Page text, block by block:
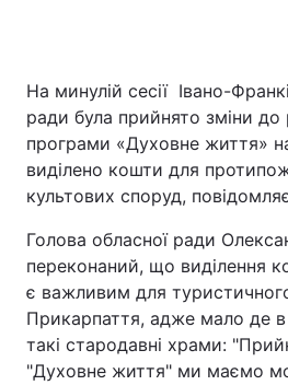
Україна
Спорт
На минулій сесії Івано-
ради була прийнято зміни до
програми «Духовне життя»
виділено кошти для
культових споруд,
Голова обласної ради
переконаний, що виділення
є важливим для
Прикарпаття, адже мало де в
такі стародавні храми:
"Духовне життя" ми маємо